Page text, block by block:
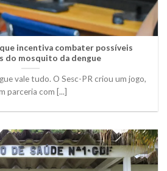
incentiva combater possíveis
do mosquito da dengue
vale tudo. O Sesc-PR criou um jogo,
parceria com [...]